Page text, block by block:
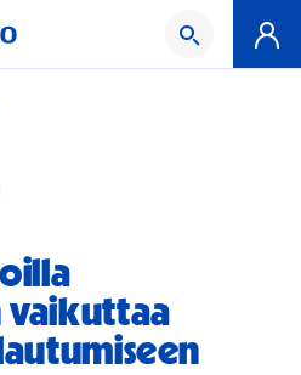
vaikuttaa